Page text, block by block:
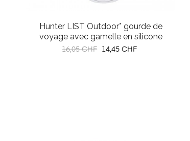
Hunter LIST Outdoor* gourde de
voyage avec gamelle en silicone
Prix
16,05 CHF Prix
14,45 CHF